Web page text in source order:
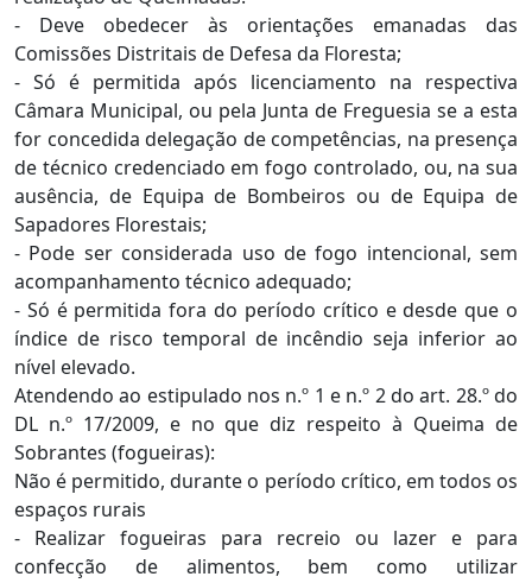
- Deve obedecer às orientações emanadas das
Comissões Distritais de Defesa da Floresta;
- Só é permitida após licenciamento na respectiva
Câmara Municipal, ou pela Junta de Freguesia se a esta
for concedida delegação de competências, na presença
de técnico credenciado em fogo controlado, ou, na sua
ausência, de Equipa de Bombeiros ou de Equipa de
Sapadores Florestais;
- Pode ser considerada uso de fogo intencional, sem
acompanhamento técnico adequado;
- Só é permitida fora do período crítico e desde que o
índice de risco temporal de incêndio seja inferior ao
nível elevado.
Atendendo ao estipulado nos n.º 1 e n.º 2 do art. 28.º do
DL n.º 17/2009, e no que diz respeito à Queima de
Sobrantes (fogueiras):
Não é permitido, durante o período crítico, em todos os
espaços rurais
- Realizar fogueiras para recreio ou lazer e para
confecção de alimentos, bem como utilizar